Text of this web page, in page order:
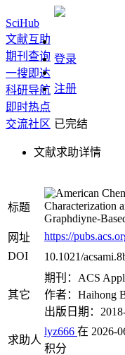
SciHub
文献互助
期刊查询
一搜即达
科研导航
即时热点
交流社区
登录
注册
已完结
文献求助详情
标题
Characterization
Graphdiyne-
网址
https://
DOI
10.1021/
其它
期刊：ACS
作者：Haihong
出版日期：
求助人
lyz666 在 2026-
积分